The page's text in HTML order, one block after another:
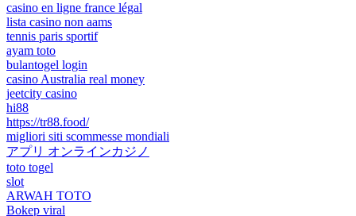
casino en ligne france légal
lista casino non aams
tennis paris sportif
ayam toto
bulantogel login
casino Australia real money
jeetcity casino
hi88
https://tr88.food/
migliori siti scommesse mondiali
アプリ オンラインカジノ
toto togel
slot
ARWAH TOTO
Bokep viral